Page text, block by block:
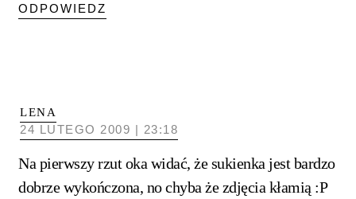
ODPOWIEDZ
LENA
24 LUTEGO 2009 | 23:18
Na pierwszy rzut oka widać, że sukienka jest bardzo
dobrze wykończona, no chyba że zdjęcia kłamią :P